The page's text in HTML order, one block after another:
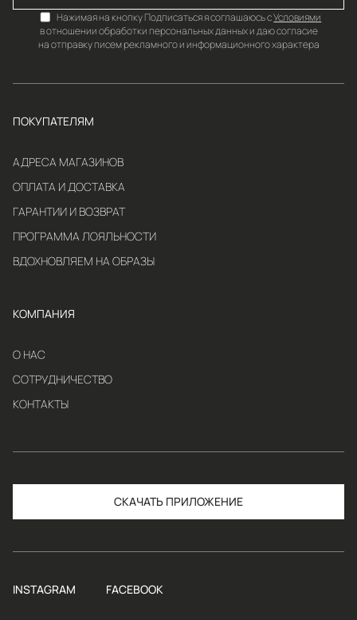
Нажимая на кнопку Подписаться я соглашаюсь сУсловиями
в отношении обработки персональных данных и даю согласие
на отправку писем рекламного и информационного характера
ПОКУПАТЕЛЯМ
АДРЕСА МАГАЗИНОВ
ОПЛАТА И ДОСТАВКА
ГАРАНТИИ И ВОЗВРАТ
ПРОГРАММА ЛОЯЛЬНОСТИ
ВДОХНОВЛЯЕМ НА ОБРАЗЫ
КОМПАНИЯ
О НАС
СОТРУДНИЧЕСТВО
КОНТАКТЫ
СКАЧАТЬ
INSTAGRAM FACEBOOK